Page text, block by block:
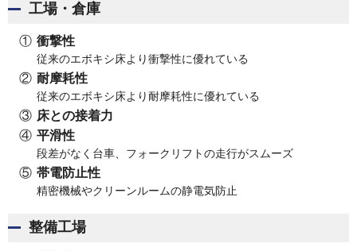
工場・倉庫
衝撃性
従来のエボキシ床より衝撃性に優れている
耐摩耗性
従来のエボキシ床より耐摩耗性に優れている
床との接着力
平滑性
段差がなく台車、フォークリフトの走行がスムーズ
帯電防止性
精密機械やクリーンルームの静電気防止
整備工場